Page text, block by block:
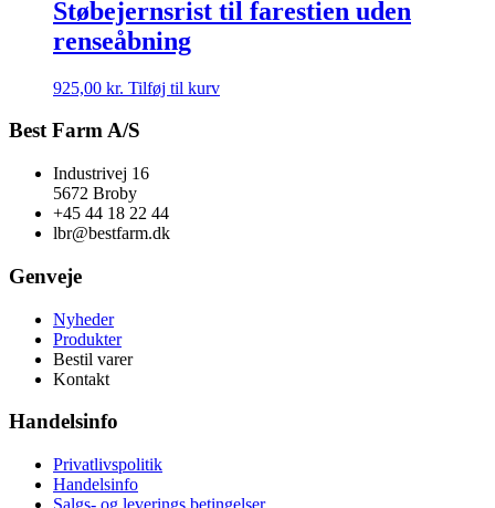
Støbejernsrist til farestien uden
renseåbning
925,00 kr. Tilføj til kurv
Best Farm A/S
Industrivej 16
5672 Broby
+45 44 18 22 44
lbr@bestfarm.dk
Genveje
Nyheder
Produkter
Bestil varer
Kontakt
Handelsinfo
Privatlivspolitik
Handelsinfo
Salgs- og leverings betingelser